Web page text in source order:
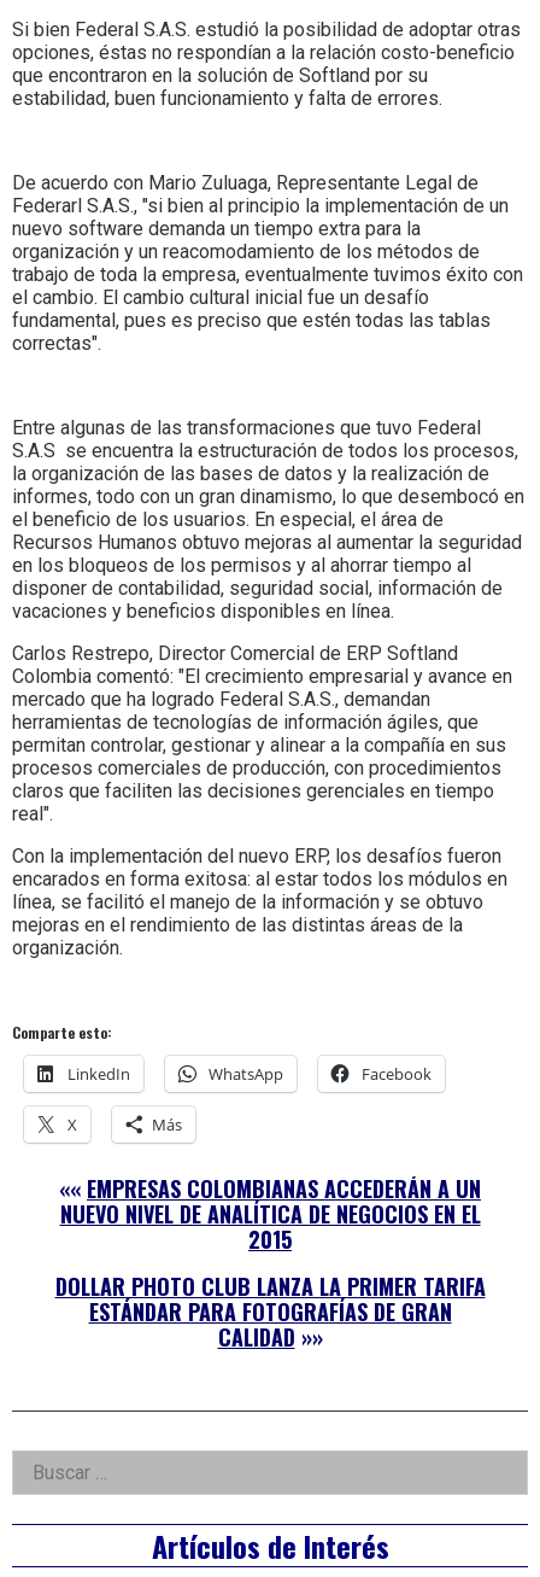
Si bien Federal S.A.S. estudió la posibilidad de adoptar otras
opciones, éstas no respondían a la relación costo-beneficio
que encontraron en la solución de Softland por su
estabilidad, buen funcionamiento y falta de errores.
De acuerdo con Mario Zuluaga, Representante Legal de
Federarl S.A.S., "si bien al principio la implementación de un
nuevo software demanda un tiempo extra para la
organización y un reacomodamiento de los métodos de
trabajo de toda la empresa, eventualmente tuvimos éxito con
el cambio. El cambio cultural inicial fue un desafío
fundamental, pues es preciso que estén todas las tablas
correctas".
Entre algunas de las transformaciones que tuvo Federal
S.A.S se encuentra la estructuración de todos los procesos,
la organización de las bases de datos y la realización de
informes, todo con un gran dinamismo, lo que desembocó en
el beneficio de los usuarios. En especial, el área de
Recursos Humanos obtuvo mejoras al aumentar la seguridad
en los bloqueos de los permisos y al ahorrar tiempo al
disponer de contabilidad, seguridad social, información de
vacaciones y beneficios disponibles en línea.
Carlos Restrepo, Director Comercial de ERP Softland
Colombia comentó: "El crecimiento empresarial y avance en
mercado que ha logrado Federal S.A.S., demandan
herramientas de tecnologías de información ágiles, que
permitan controlar, gestionar y alinear a la compañía en sus
procesos comerciales de producción, con procedimientos
claros que faciliten las decisiones gerenciales en tiempo
real".
Con la implementación del nuevo ERP, los desafíos fueron
encarados en forma exitosa: al estar todos los módulos en
línea, se facilitó el manejo de la información y se obtuvo
mejoras en el rendimiento de las distintas áreas de la
organización.
Comparte esto:
LinkedIn WhatsApp Facebook
X Más
«« EMPRESAS COLOMBIANAS ACCEDERÁN A UN
NUEVO NIVEL DE ANALÍTICA DE NEGOCIOS EN EL
2015
DOLLAR PHOTO CLUB LANZA LA PRIMER TARIFA
ESTÁNDAR PARA FOTOGRAFÍAS DE GRAN
CALIDAD »»
Right
Asides
Buscar:
Artículos de Interés